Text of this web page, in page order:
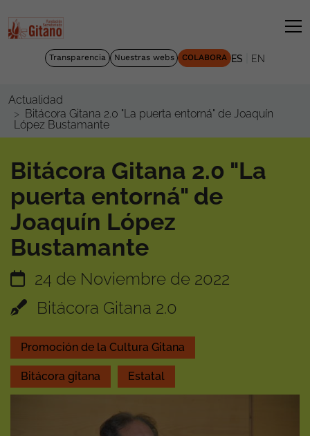
Transparencia Nuestras webs COLABORA ES EN
Actualidad
Bitácora Gitana 2.0 "La puerta entorná" de Joaquín
López Bustamante
Bitácora Gitana 2.0 "La
puerta entorná" de
Joaquín López
Bustamante
24 de Noviembre de 2022
Bitácora Gitana 2.0
Promoción de la Cultura Gitana
Bitácora gitana Estatal